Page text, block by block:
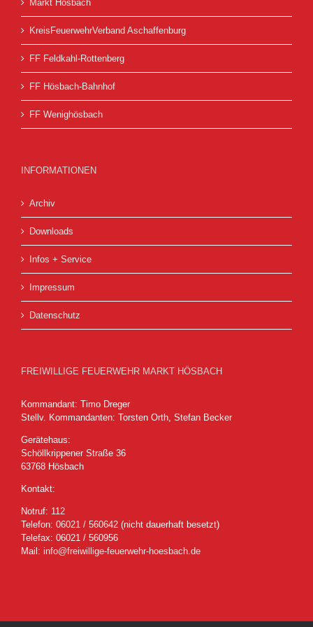
Markt Hösbach
KreisFeuerwehrVerband Aschaffenburg
FF Feldkahl-Rottenberg
FF Hösbach-Bahnhof
FF Wenighösbach
INFORMATIONEN
Archiv
Downloads
Infos + Service
Impressum
Datenschutz
FREIWILLIGE FEUERWEHR MARKT HÖSBACH
Kommandant: Timo Dreger
Stellv. Kommandanten: Torsten Orth, Stefan Becker
Gerätehaus:
Schöllkrippener Straße 36
63768 Hösbach
Kontakt:
Notruf: 112
Telefon: 06021 / 560642 (nicht dauerhaft besetzt)
Telefax: 06021 / 560956
Mail: info@freiwillige-feuerwehr-hoesbach.de